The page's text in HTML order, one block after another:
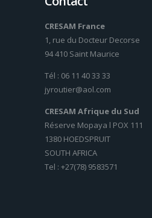
CRESAM France
1, rue du Docteur Decorse
94 410 Saint Maurice
Tél : 06 11 40 33 33
jyroutier@aol.com
CRESAM Afrique du Sud
Réserve Mopaya l POX 111
1380 HOEDSPRUIT
SOUTH AFRICA
Tel : +27(78) 9583571